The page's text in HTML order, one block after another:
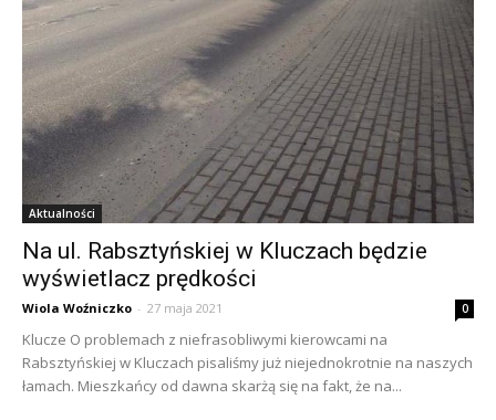
Aktualności
Na ul. Rabsztyńskiej w Kluczach będzie
wyświetlacz prędkości
Wiola Woźniczko - 27 maja 2021 0
Klucze O problemach z niefrasobliwymi kierowcami na
Rabsztyńskiej w Kluczach pisaliśmy już niejednokrotnie na naszych
łamach. Mieszkańcy od dawna skarżą się na fakt, że na...